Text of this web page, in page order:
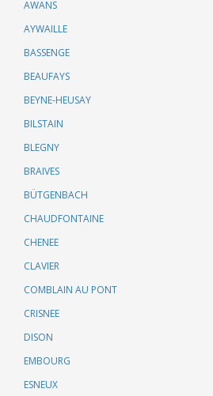
AWANS
AYWAILLE
BASSENGE
BEAUFAYS
BEYNE-HEUSAY
BILSTAIN
BLEGNY
BRAIVES
BÜTGENBACH
CHAUDFONTAINE
CHENEE
CLAVIER
COMBLAIN AU PONT
CRISNEE
DISON
EMBOURG
ESNEUX